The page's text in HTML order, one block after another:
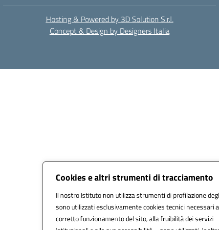
Cookies e altri strumenti di tracciamento
Il nostro Istituto non utilizza strumenti di profilazione
sono utilizzati esclusivamente cookies tecnici necessari
corretto funzionamento del sito, alla fruibilità dei servizi
Hosting & Powered by 3D Solution S.r.l.
Concept & Design by Designers Italia